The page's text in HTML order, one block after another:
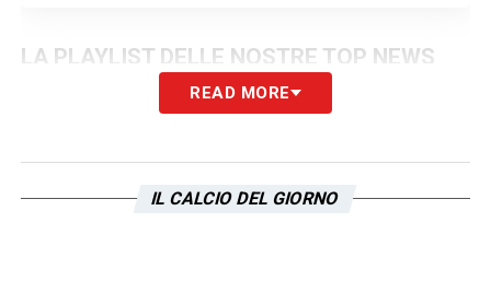
LA PLAYLIST DELLE NOSTRE TOP NEWS
READ MORE
IL CALCIO DEL GIORNO